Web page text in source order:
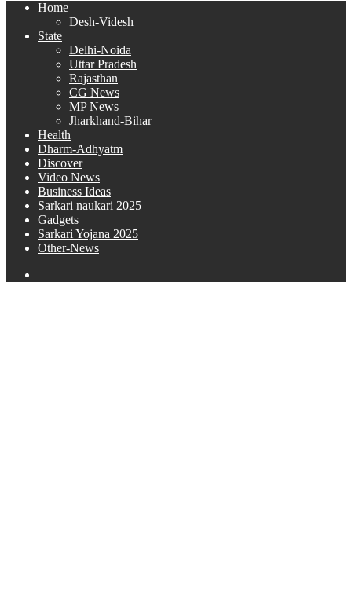
Home
Desh-Videsh
State
Delhi-Noida
Uttar Pradesh
Rajasthan
CG News
MP News
Jharkhand-Bihar
Health
Dharm-Adhyatm
Discover
Video News
Business Ideas
Sarkari naukari 2025
Gadgets
Sarkari Yojana 2025
Other-News